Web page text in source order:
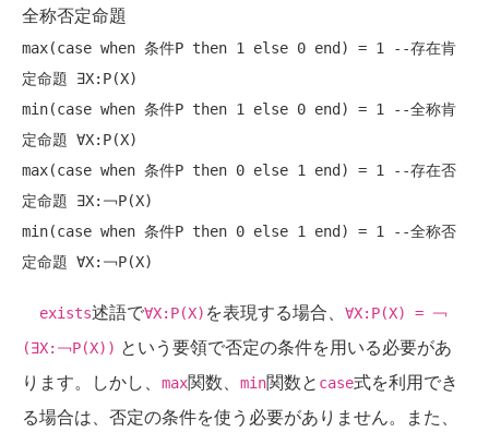
全称否定命題
max(case when 条件P then 1 else 0 end ) = 1
--存在肯
定命題 ∃X:P(X)
min(case when 条件P then 1 else 0 end ) = 1
--全称肯
定命題 ∀X:P(X)
max(case when 条件P then 0 else 1 end ) = 1
--存在否
定命題 ∃X:￢P(X)
min(case when 条件P then 0 else 1 end ) = 1
--全称否
定命題 ∀X:￢P(X)
exists述語で∀X:P(X) を表現する場合、
∀X:P(X) = ￢
(∃X:￢P(X)) という要領で否定の条件を用いる必要があ
ります。しかし、
max関数、 min関数と case式を利用でき
る場合は、否定の条件を使う必要がありません。また、